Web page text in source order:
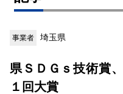
事業者 埼玉県
県ＳＤＧｓ技術賞
１回大賞